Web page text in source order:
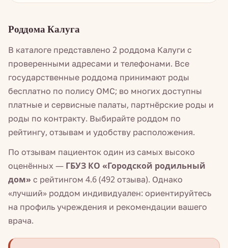
Роддома Калуга
В каталоге представлено 2 роддома Калуги с
проверенными адресами и телефонами. Все
государственные роддома принимают роды
бесплатно по полису ОМС; во многих доступны
платные и сервисные палаты, партнёрские роды и
роды по контракту. Выбирайте роддом по
рейтингу, отзывам и удобству расположения.
По отзывам пациенток один из самых высоко
оценённых — ГБУЗ КО «Городской родильный
дом» с рейтингом 4.6 (492 отзыва). Однако
«лучший» роддом индивидуален: ориентируйтесь
на профиль учреждения и рекомендации вашего
врача.